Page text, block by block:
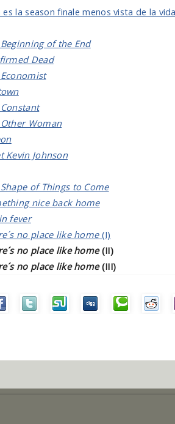
es la season finale menos vista de la
Beginning of the End
Dead
Other Woman
Kevin Johnson
Shape of Things to Come
nice back home
fever
no place like home(I)
no place like home(II)
no place like home(III)